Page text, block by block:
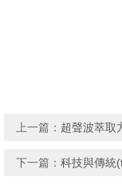
上一篇： 超聲波萃取
下一篇： 科技與傳統